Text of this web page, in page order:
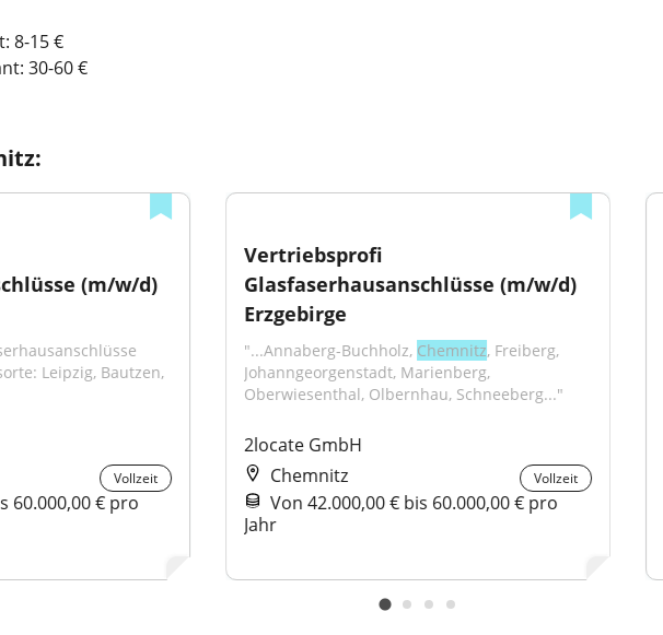
Restaurant: 8-15 €
30-60 €
(m/w/d)
Vollzeit
60.000,00 € pro
Vertriebsprofi
Glasfaserhausanschlüsse (m/w/d)
Erzgebirge
"...Annaberg-Buchholz, Chemnitz, Freiberg,
Johanngeorgenstadt, Marienberg,
Oberwiesenthal, Olbernhau, Schneeberg..."
2locate GmbH
Chemnitz
Vollzeit
Von 42.000,00 € bis 60.000,00 € pro
Jahr